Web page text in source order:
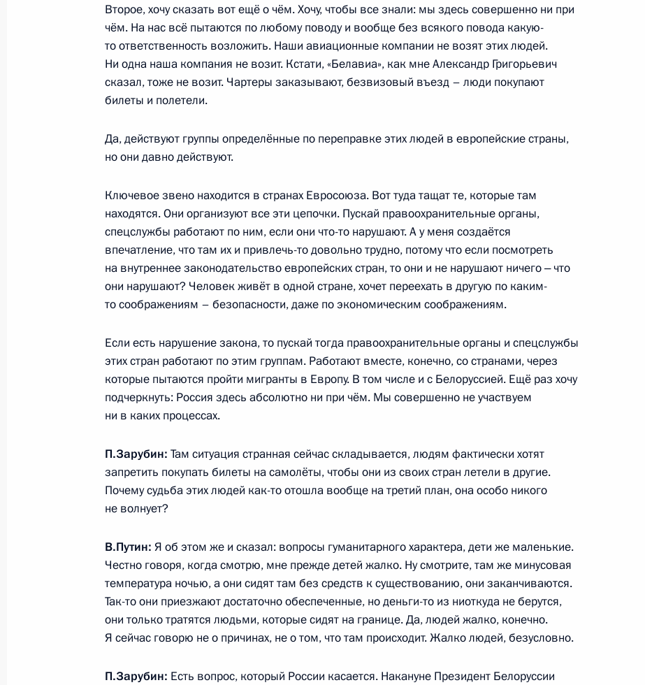
Телефонный разговор с Президентом Египта Абдельфаттахом
Сиси
15 ноября 2021 года, 12:40
13 ноября 2021 года, 11:15
Саммит АТЭС
12 ноября 2021 года, 16:40
Телефонный разговор с Президентом Аргентины Альберто
Фернандесом
11 ноября 2021 года, 18:40
Телефонный разговор с исполняющей обязанности
Федерального канцлера Германии Ангелой Меркель
11 ноября 2021 года, 18:30
12 ноября Владимир Путин примет участие в саммите АТЭС
10 ноября 2021 года, 15:30
Федерального канцлера Германии Ангелой Меркель
Второе, хочу сказать вот ещё о чём. Хочу, чтобы все знали: мы здесь совершенно ни при
чём. На нас всё пытаются по любому поводу и вообще без всякого повода какую-
то ответственность возложить. Наши авиационные компании не возят этих людей.
Ни одна наша компания не возит. Кстати, «Белавиа», как мне Александр Григорьевич
сказал, тоже не возит. Чартеры заказывают, безвизовый въезд – люди покупают
билеты и полетели.
Да, действуют группы определённые по переправке этих людей в европейские страны,
но они давно действуют.
Ключевое звено находится в странах Евросоюза. Вот туда тащат те, которые там
находятся. Они организуют все эти цепочки. Пускай правоохранительные органы,
спецслужбы работают по ним, если они что-то нарушают. А у меня создаётся
впечатление, что там их и привлечь-то довольно трудно, потому что если посмотреть
на внутреннее законодательство европейских стран, то они и не нарушают ничего ‒ что
они нарушают? Человек живёт в одной стране, хочет переехать в другую по каким-
то соображениям – безопасности, даже по экономическим соображениям.
Если есть нарушение закона, то пускай тогда правоохранительные органы и спецслужбы
этих стран работают по этим группам. Работают вместе, конечно, со странами, через
которые пытаются пройти мигранты в Европу. В том числе и с Белоруссией. Ещё раз хочу
подчеркнуть: Россия здесь абсолютно ни при чём. Мы совершенно не участвуем
ни в каких процессах.
П.Зарубин: Там ситуация странная сейчас складывается, людям фактически хотят
запретить покупать билеты на самолёты, чтобы они из своих стран летели в другие.
Почему судьба этих людей как-то отошла вообще на третий план, она особо никого
не волнует?
В.Путин: Я об этом же и сказал: вопросы гуманитарного характера, дети же маленькие.
Честно говоря, когда смотрю, мне прежде детей жалко. Ну смотрите, там же минусовая
температура ночью, а они сидят там без средств к существованию, они заканчиваются.
Так-то они приезжают достаточно обеспеченные, но деньги-то из ниоткуда не берутся,
они только тратятся людьми, которые сидят на границе. Да, людей жалко, конечно.
Я сейчас говорю не о причинах, не о том, что там происходит. Жалко людей, безусловно.
П.Зарубин: Есть вопрос, который России касается. Накануне Президент Белоруссии